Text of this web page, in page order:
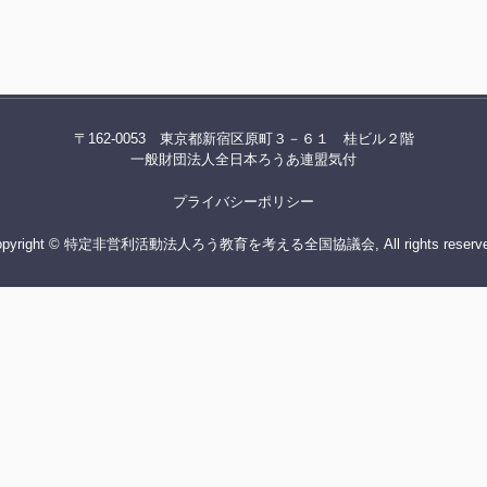
〒162-0053 東京都新宿区原町３－６１ 桂ビル２階
一般財団法人全日本ろうあ連盟気付
プライバシーポリシー
© 特定非営利活動法人ろう教育を考える全国協議会, All rights